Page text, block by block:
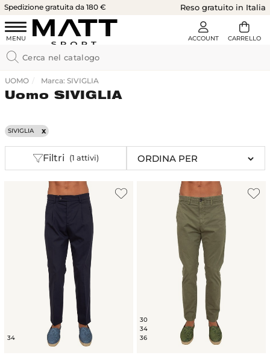
Spedizione gratuita da 180 € Reso gratuito in Italia
UOMO Marca: SIVIGLIA
Uomo SIVIGLIA
SIVIGLIA
Filtri (1 attivi)
34
30
34
36